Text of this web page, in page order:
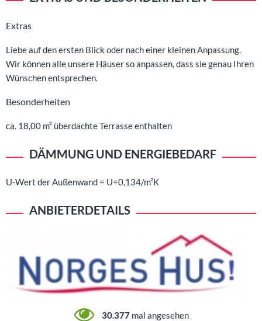
Extras
Liebe auf den ersten Blick oder nach einer kleinen Anpassung.
Wir können alle unsere Häuser so anpassen, dass sie genau Ihren
Wünschen entsprechen.
Besonderheiten
ca. 18,00 m² überdachte Terrasse enthalten
DÄMMUNG UND ENERGIEBEDARF
U-Wert der Außenwand = U=0,134/m²K
ANBIETERDETAILS
30.377mal angesehen